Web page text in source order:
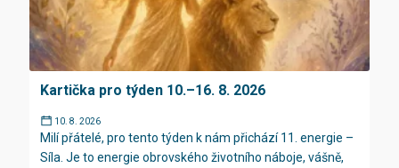
Kartička pro týden 10.–16. 8. 2026
10. 8. 2026
Milí přátelé, pro tento týden k nám přichází 11. energie –
Síla. Je to energie obrovského životního náboje, vášně,